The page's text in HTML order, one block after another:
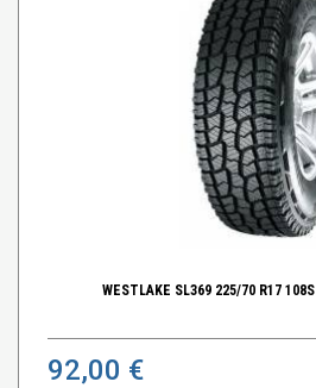
WESTLAKE SL369 225/70 R17 108S
92,00 €